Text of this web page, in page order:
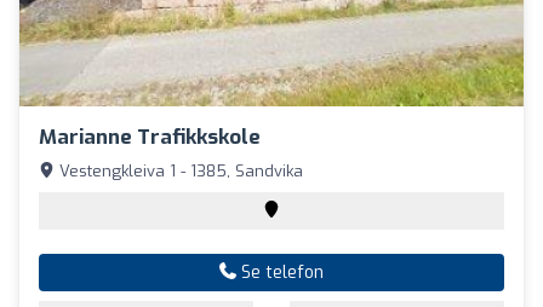
Marianne Trafikkskole
Vestengkleiva 1 - 1385, Sandvika
Se telefon